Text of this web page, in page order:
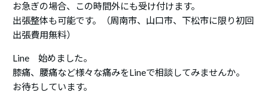
お急ぎの場合、この時間外にも受け付けます。
出張整体も可能です。（周南市、山口市、下松市に限り初回
出張費用無料）
Line 始めました。
膝痛、腰痛など様々な痛みをLineで相談してみませんか。
お待ちしています。